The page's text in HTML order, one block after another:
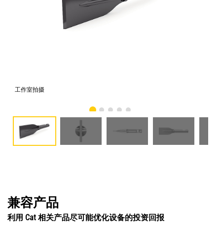
工作室拍摄
兼容产品
利用 Cat 相关产品尽可能优化设备的投资回报